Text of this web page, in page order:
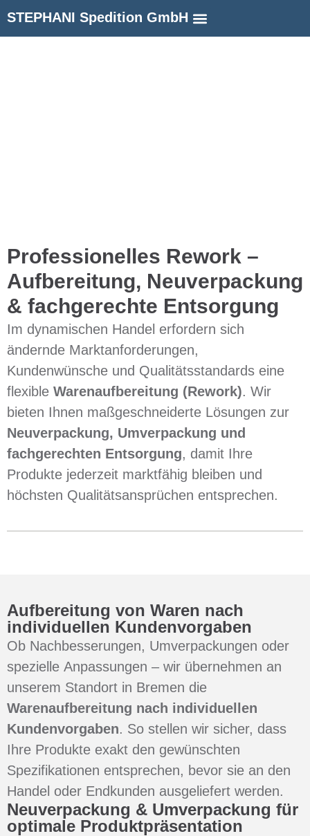
STEPHANI Spedition GmbH
Professionelles Rework –
Aufbereitung, Neuverpackung
& fachgerechte Entsorgung
Im dynamischen Handel erfordern sich
ändernde Marktanforderungen,
Kundenwünsche und Qualitätsstandards eine
flexible Warenaufbereitung (Rework). Wir
bieten Ihnen maßgeschneiderte Lösungen zur
Neuverpackung, Umverpackung und
fachgerechten Entsorgung, damit Ihre
Produkte jederzeit marktfähig bleiben und
höchsten Qualitätsansprüchen entsprechen.
Aufbereitung von Waren nach
individuellen Kundenvorgaben
Ob Nachbesserungen, Umverpackungen oder
spezielle Anpassungen – wir übernehmen an
unserem Standort in Bremen die
Warenaufbereitung nach individuellen
Kundenvorgaben. So stellen wir sicher, dass
Ihre Produkte exakt den gewünschten
Spezifikationen entsprechen, bevor sie an den
Handel oder Endkunden ausgeliefert werden.
Neuverpackung & Umverpackung für
optimale Produktpräsentation